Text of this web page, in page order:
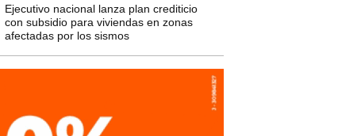
Ejecutivo nacional lanza plan crediticio
con subsidio para viviendas en zonas
afectadas por los sismos